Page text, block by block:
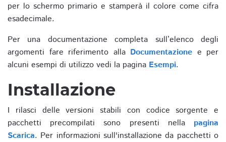
per lo schermo primario e stamperà il colore come cifra
esadecimale.
Per una documentazione completa sull’elenco degli
argomenti fare riferimento alla Documentazione e per
alcuni esempi di utilizzo vedi la pagina Esempi.
Installazione
I rilasci delle versioni stabili con codice sorgente e
pacchetti precompilati sono presenti nella pagina
Scarica. Per informazioni sull'installazione da pacchetti o